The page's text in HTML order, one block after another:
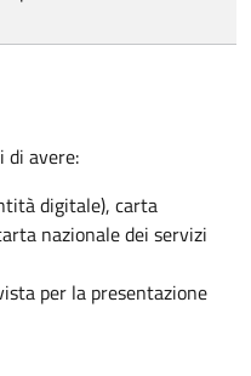
di avere:
digitale), carta
nazionale dei servizi
per la presentazione